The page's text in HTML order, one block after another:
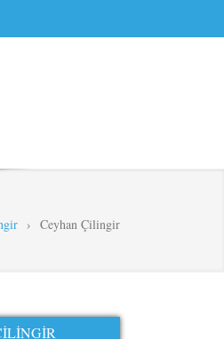
› Ceyhan Çilingir